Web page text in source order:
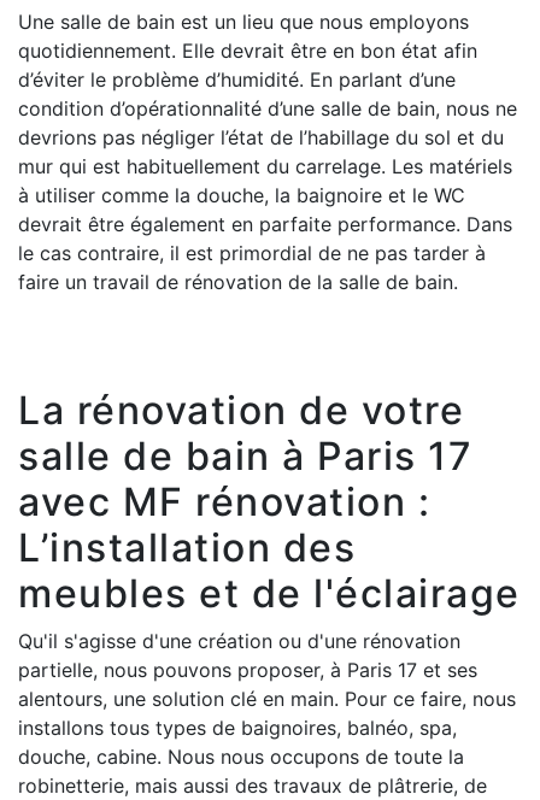
Une salle de bain est un lieu que nous employons
quotidiennement. Elle devrait être en bon état afin
d’éviter le problème d’humidité. En parlant d’une
condition d’opérationnalité d’une salle de bain, nous ne
devrions pas négliger l’état de l’habillage du sol et du
mur qui est habituellement du carrelage. Les matériels
à utiliser comme la douche, la baignoire et le WC
devrait être également en parfaite performance. Dans
le cas contraire, il est primordial de ne pas tarder à
faire un travail de rénovation de la salle de bain.
La rénovation de votre
salle de bain à Paris 17
avec MF rénovation :
L’installation des
meubles et de l'éclairage
Qu'il s'agisse d'une création ou d'une rénovation
partielle, nous pouvons proposer, à Paris 17 et ses
alentours, une solution clé en main. Pour ce faire, nous
installons tous types de baignoires, balnéo, spa,
douche, cabine. Nous nous occupons de toute la
robinetterie, mais aussi des travaux de plâtrerie, de